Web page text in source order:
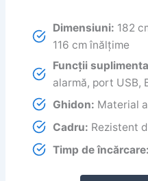
Dimensiuni: 182
116 cm înălțime
Funcții
alarmă, port USB,
Ghidon: Material
Cadru: Rezistent
Timp de încărcare: